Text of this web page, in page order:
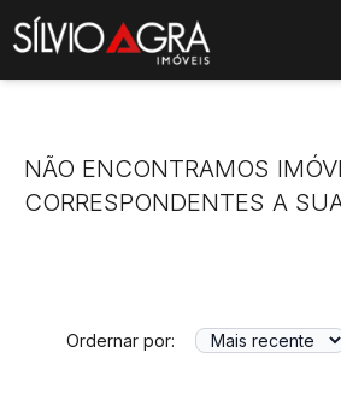
main menu
NÃO ENCONTRAMOS
CORRESPONDENTES A
Ordernar por: